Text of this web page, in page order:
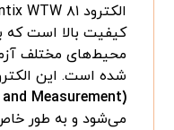
محیط‌های مختلف
شده است. این
Measurement)
می‌شود و به طور